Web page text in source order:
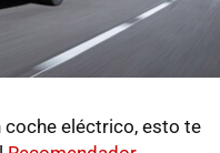
eléctrico, esto te